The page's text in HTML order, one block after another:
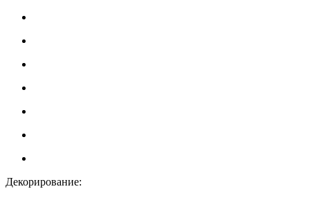
Декорирование: